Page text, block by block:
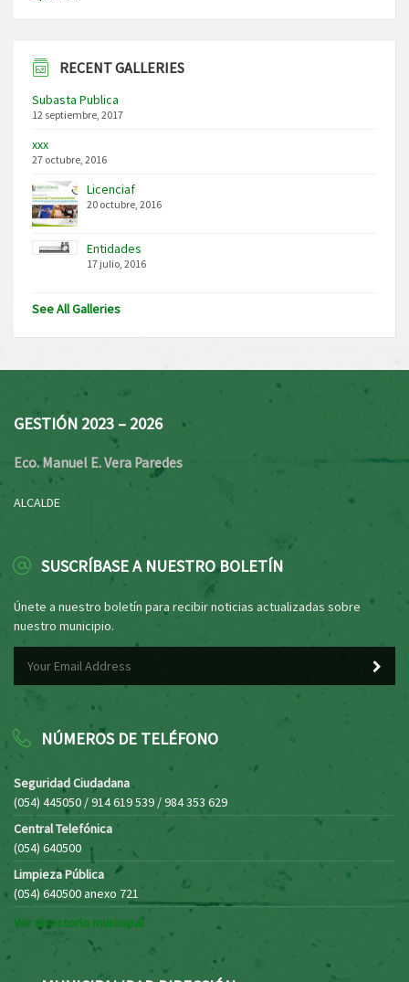
RECENT GALLERIES
Subasta Publica
12 septiembre, 2017
xxx
27 octubre, 2016
Licenciaf
20 octubre, 2016
Entidades
17 julio, 2016
See All Galleries
GESTIÓN 2023 – 2026
Eco. Manuel E. Vera Paredes
ALCALDE
SUSCRÍBASE A NUESTRO BOLETÍN
Únete a nuestro boletín para recibir noticias actualizadas sobre
nuestro municipio.
NÚMEROS DE TELÉFONO
Seguridad Ciudadana
(054) 445050 / 914 619 539 / 984 353 629
Central Telefónica
(054) 640500
Limpieza Pública
(054) 640500 anexo 721
Ver directorio municipal